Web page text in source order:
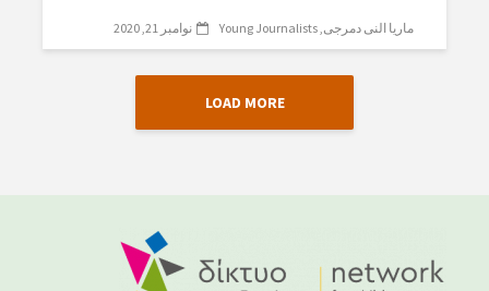
ماریا النی دمرجی Young Journalists نوامبر 21, 2020
LOAD MORE